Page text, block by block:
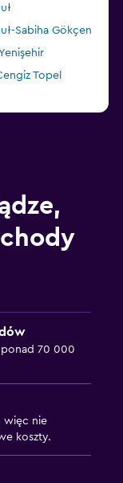
Sabiha Gökçen
Topel
70 000
więc nie
koszty.